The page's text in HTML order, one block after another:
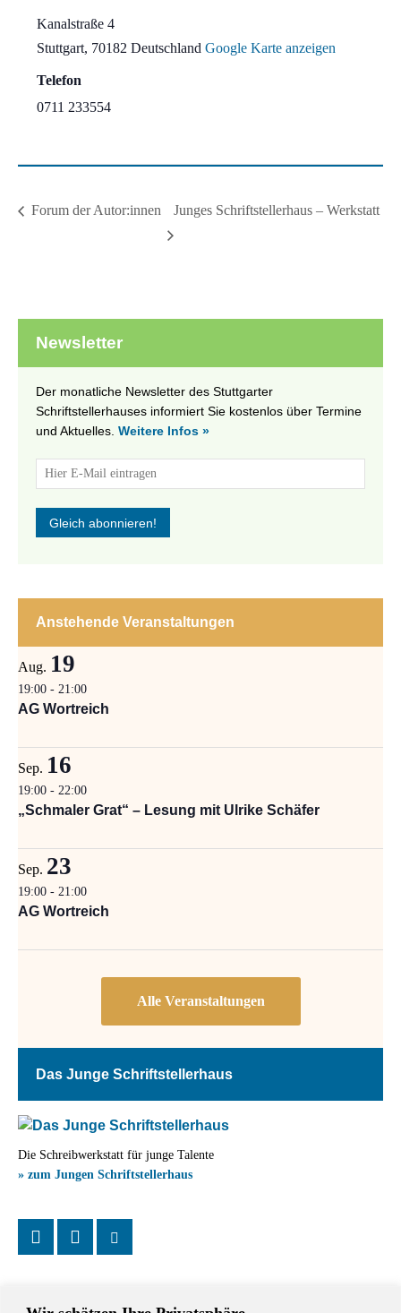
Kanalstraße 4
Stuttgart, 70182 Deutschland Google Karte anzeigen
Telefon
0711 233554
Forum der Autor:innen Junges Schriftstellerhaus – Werkstatt
Newsletter
Der monatliche Newsletter des Stuttgarter
Schriftstellerhauses informiert Sie kostenlos über Termine
und Aktuelles. Weitere Infos »
Anstehende Veranstaltungen
Aug. 19
19:00 - 21:00
AG Wortreich
Sep. 16
19:00 - 22:00
„Schmaler Grat“ – Lesung mit Ulrike Schäfer
Sep. 23
19:00 - 21:00
AG Wortreich
Das Junge Schriftstellerhaus
Die Schreibwerkstatt für junge Talente
» zum Jungen Schriftstellerhaus